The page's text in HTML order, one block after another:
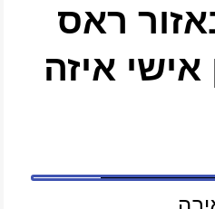
באזור ראס
איזה